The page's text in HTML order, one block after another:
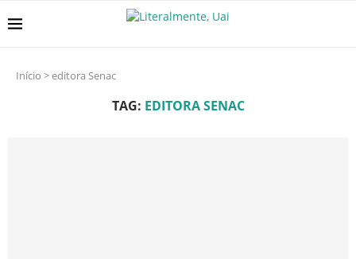
Início >editora Senac
TAG: EDITORA SENAC